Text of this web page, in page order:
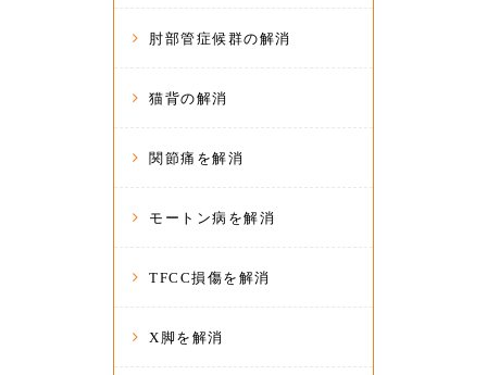
肘部管症候群の解消
猫背の解消
関節痛を解消
モートン病を解消
TFCC損傷を解消
X脚を解消